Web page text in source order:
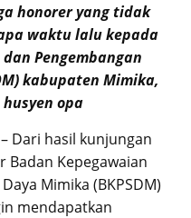
honorer yang tidak
waktu lalu kepada
Pengembangan
kabupaten Mimika,
opa
– Dari hasil kunjungan
Badan Kepegawaian
Mimika (BKPSDM)
mendapatkan